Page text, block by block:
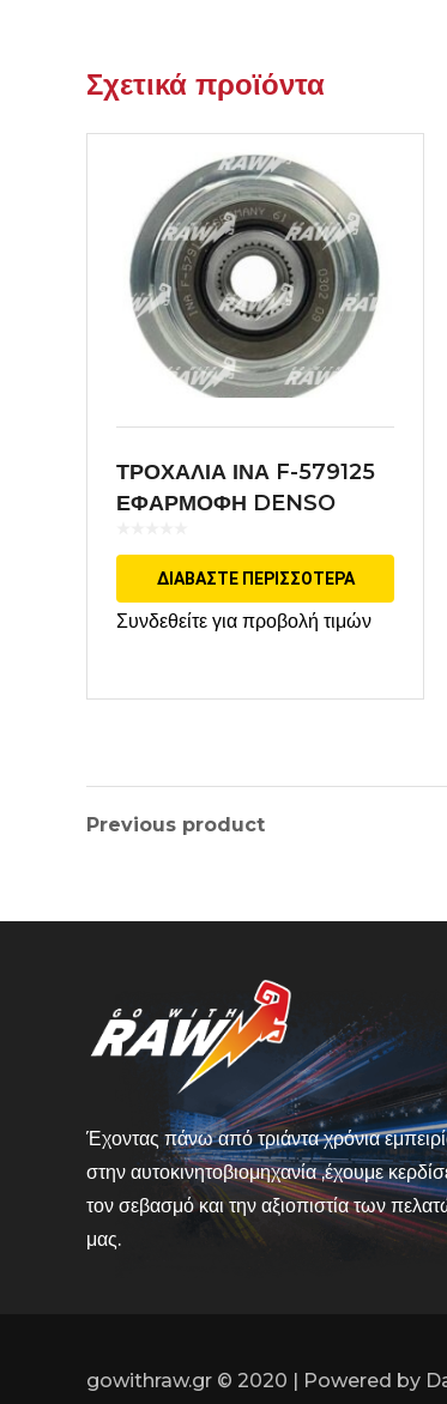
Σχετικά προϊόντα
ΤΡΟΧΑΛΙΑ ΙΝΑ F-579125
ΕΦΑΡΜΟΦΗ DENSO
ΔΙΑΒΆΣΤΕ ΠΕΡΙΣΣΌΤΕΡΑ
Συνδεθείτε για προβολή τιμών
Previous product
Έχοντας πάνω από τριάντα χρόνια
στην αυτοκινητοβιομηχανία ,έχουμε
τον σεβασμό και την αξιοπιστία των
μας.
gowithraw.gr © 2020 | Powered by